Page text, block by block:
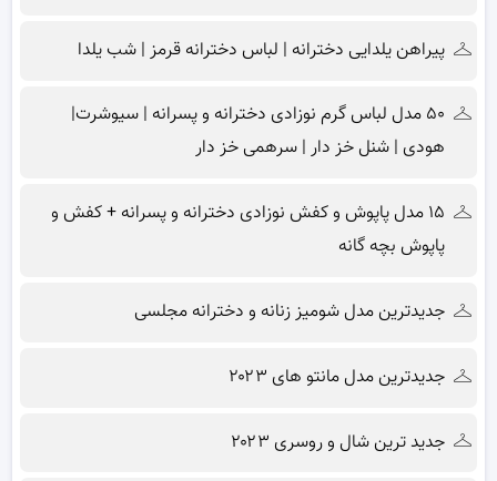
پیراهن یلدایی دخترانه | لباس دخترانه قرمز | شب یلدا
۵۰ مدل لباس گرم نوزادی دخترانه و پسرانه | سیوشرت|
هودی | شنل خز دار | سرهمی خز دار
۱۵ مدل پاپوش و کفش نوزادی دخترانه و پسرانه + کفش و
پاپوش بچه گانه
جدیدترین مدل شومیز زنانه و دخترانه مجلسی
جدیدترین مدل مانتو های ۲۰۲۳
جدید ترین شال و روسری ۲۰۲۳